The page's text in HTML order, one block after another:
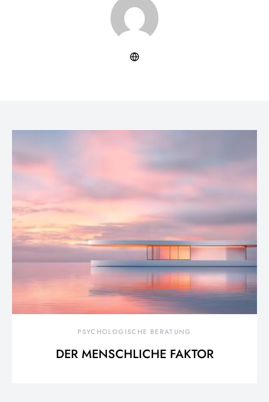
PSYCHOLOGISCHE BERATUNG
DER MENSCHLICHE FAKTOR